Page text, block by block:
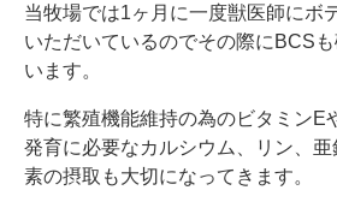
当牧場では1ヶ月に一度獣医師にボ
いただいているのでその際にBCS
います。
特に繁殖機能維持の為のビタミンE
発育に必要なカルシウム、リン、
素の摂取も大切になってきます。